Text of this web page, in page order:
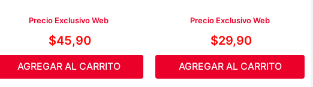
Precio Exclusivo Web
$45,90
AGREGAR AL CARRITO
Precio Exclusivo Web
$29,90
AGREGAR AL CARRITO